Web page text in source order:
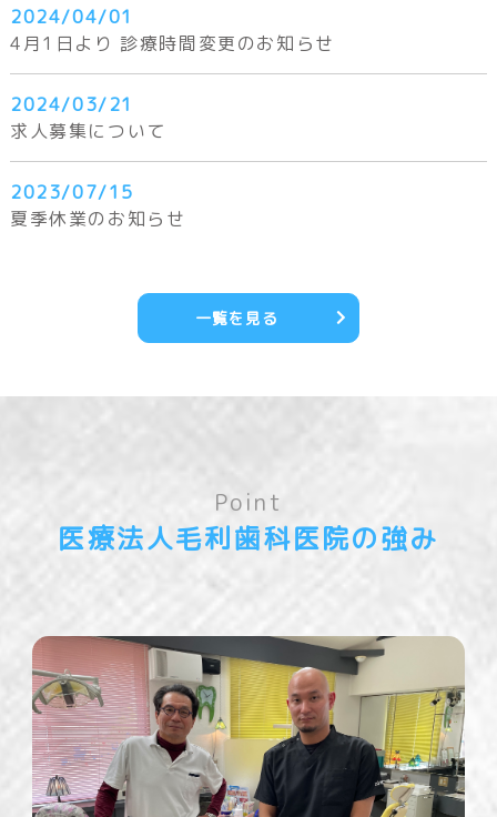
2024/04/01
4月1日より 診療時間変更のお知らせ
2024/03/21
求人募集について
2023/07/15
夏季休業のお知らせ
一覧を見る
Point
医療法人毛利歯科医院の強み